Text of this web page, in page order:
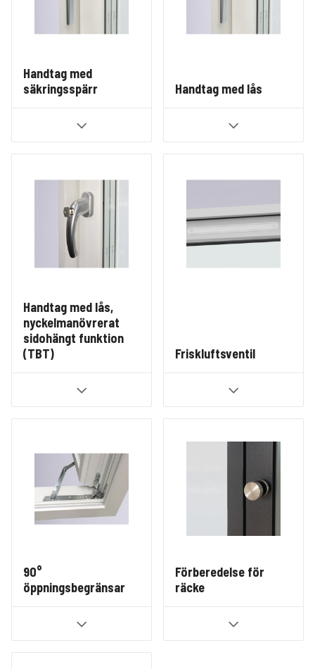
Handtag med
säkringsspärr
Handtag med lås
Handtag med lås,
nyckelmanövrerat
sidohängt funktion
(TBT)
Friskluftsventil
90°
öppningsbegränsar
Förberedelse för
räcke